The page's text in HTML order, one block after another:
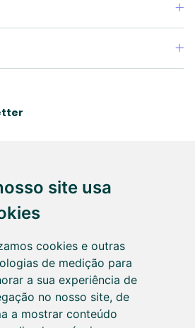
site usa
cookies e outras
de medição para
a sua experiência de
no nosso site, de
a mostrar conteúdo